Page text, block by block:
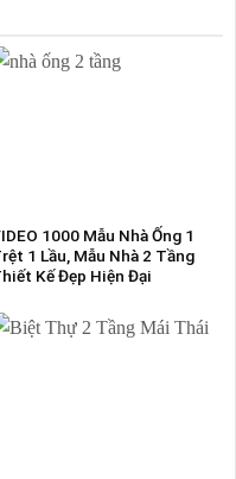
1000 Mẫu Nhà Ống 1
1 Lầu, Mẫu Nhà 2 Tầng
Kế Đẹp Hiện Đại